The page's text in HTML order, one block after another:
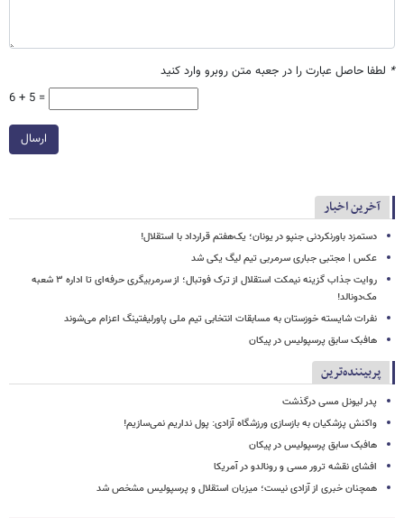
* لطفا حاصل عبارت را در جعبه متن روبرو وارد کنید
6 + 5 =
ارسال
آخرین اخبار
دستمزد باورنکردنی جنپو در یونان؛ یک‌هفتم قرارداد با استقلال!
عکس | مجتبی جباری سرمربی تیم لیگ یکی شد
روایت جذاب گزینه نیمکت استقلال از ترک فوتبال؛ از سرمربیگری حرفه‌ای تا اداره ۳ شعبه
مک‌دونالد!
نفرات شایسته خوزستان به مسابقات انتخابی تیم ملی پاورلیفتینگ اعزام می‌شوند
هافبک سابق پرسپولیس در پیکان
پربیننده‌ترین
پدر لیونل مسی درگذشت
واکنش پزشکیان به بازسازی ورزشگاه آزادی: پول نداریم نمی‌سازیم!
هافبک سابق پرسپولیس در پیکان
افشای نقشه ترور مسی و رونالدو در آمریکا
همچنان خبری از آزادی نیست؛ میزبان استقلال و پرسپولیس مشخص شد